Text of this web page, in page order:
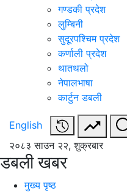
गण्डकी प्रदेश
लुम्बिनी
सुदूरपश्चिम प्रदेश
कर्णाली प्रदेश
थातथलो
नेपालभाषा
कार्टुन डबली
English
२०८३ साउन २२, शुक्रबार
डबली खबर
मुख्य पृष्ठ